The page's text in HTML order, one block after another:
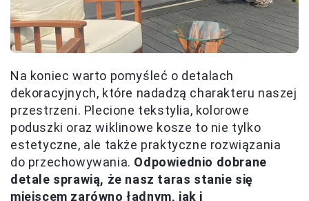
Na koniec warto pomyśleć o detalach
dekoracyjnych, które nadadzą charakteru naszej
przestrzeni. Plecione tekstylia, kolorowe
poduszki oraz wiklinowe kosze to nie tylko
estetyczne, ale także praktyczne rozwiązania
do przechowywania. Odpowiednio dobrane
detale sprawią, że nasz taras stanie się
miejscem zarówno ładnym, jak i